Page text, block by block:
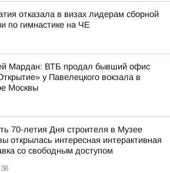
отказала в визах лидерам сборной
по гимнастике на ЧЕ
Мардан: ВТБ продал бывший офис
у Павелецкого вокзала в
Москвы
70-летия Дня строителя в Музее
открылась интересная интерактивная
со свободным доступом